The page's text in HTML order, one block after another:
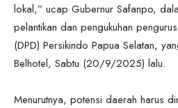
lokal,” ucap Gubernur Safanpo,
pelantikan dan pengukuhan
(DPD) Persikindo Papua Selatan,
Belhotel, Sabtu (20/9/2025) lalu.
Menurutnya, potensi daerah harus